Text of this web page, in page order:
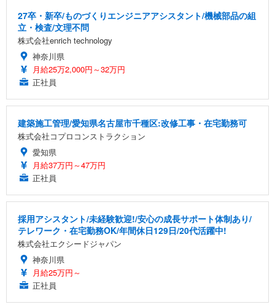
27卒・新卒/ものづくりエンジニアアシスタント/機械部品の組
立・検査/文理不問
株式会社enrich technology
神奈川県
月給25万2,000円～32万円
正社員
建築施工管理/愛知県名古屋市千種区:改修工事・在宅勤務可
株式会社コプロコンストラクション
愛知県
月給37万円～47万円
正社員
採用アシスタント/未経験歓迎!/安心の成長サポート体制あり/
テレワーク・在宅勤務OK/年間休日129日/20代活躍中!
株式会社エクシードジャパン
神奈川県
月給25万円～
正社員